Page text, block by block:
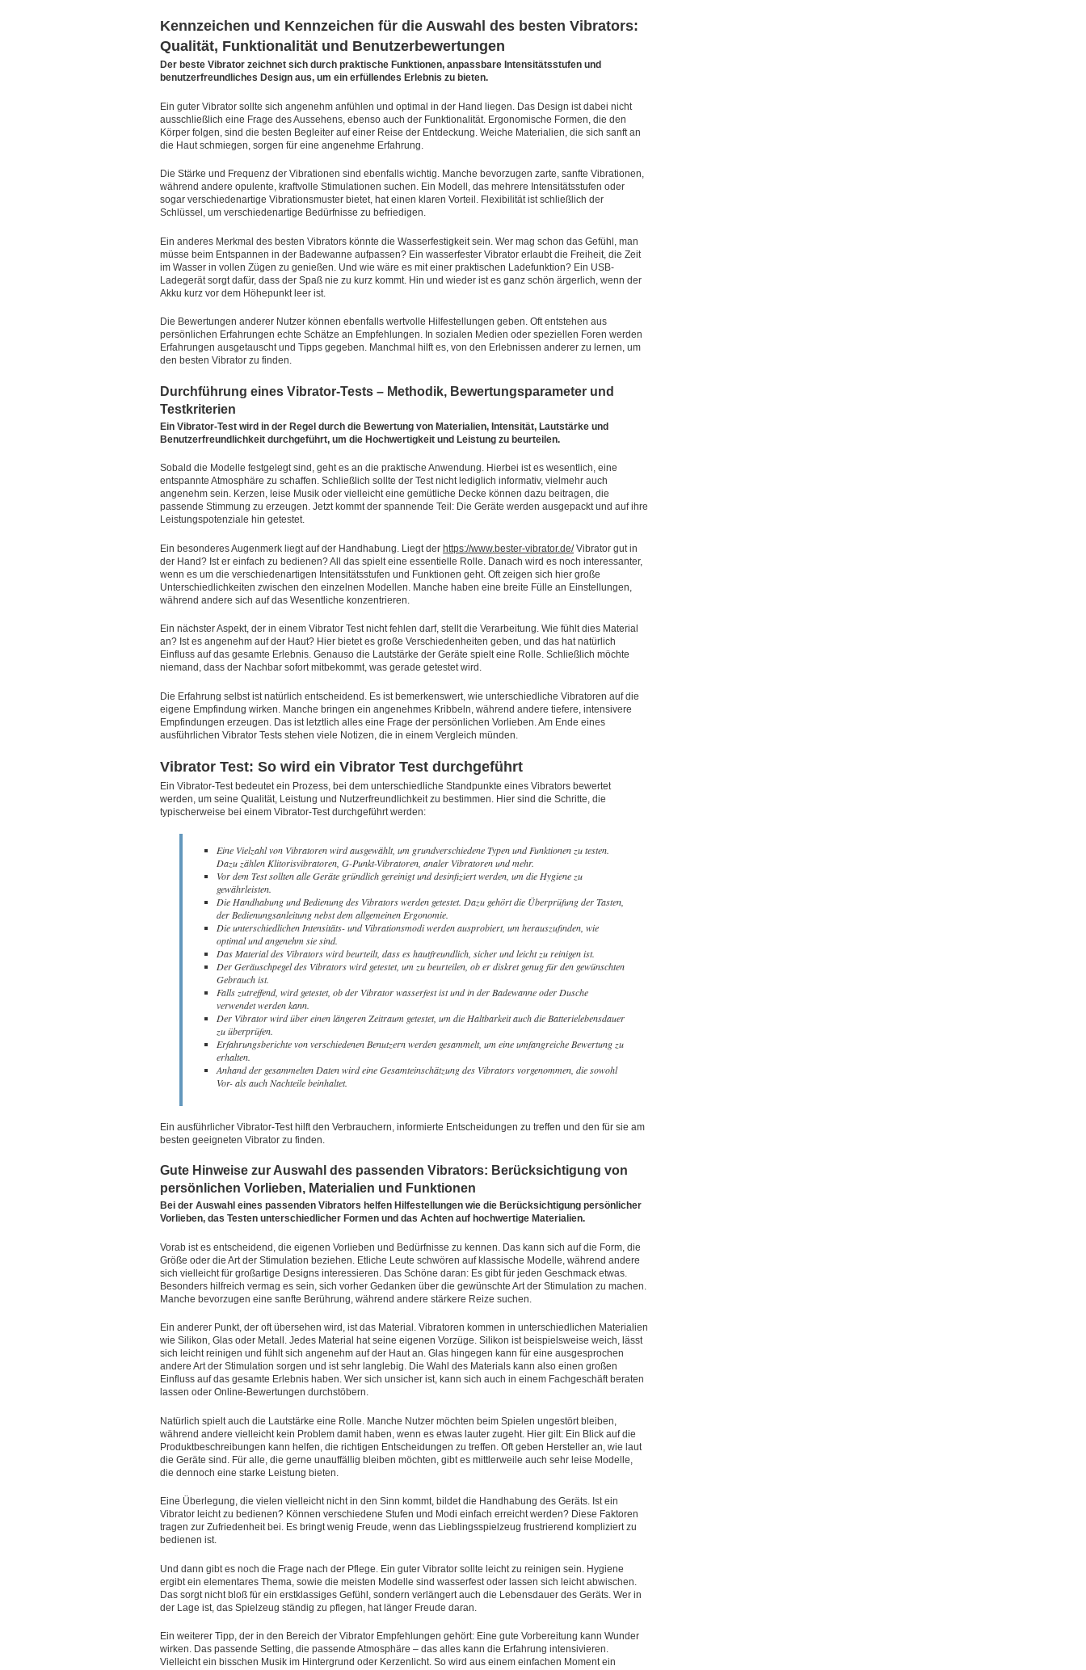
Kennzeichen und Kennzeichen für die Auswahl des besten Vibrators:
Qualität, Funktionalität und Benutzerbewertungen
Der beste Vibrator zeichnet sich durch praktische Funktionen, anpassbare Intensitätsstufen und
benutzerfreundliches Design aus, um ein erfüllendes Erlebnis zu bieten.
Ein guter Vibrator sollte sich angenehm anfühlen und optimal in der Hand liegen. Das Design ist dabei nicht
ausschließlich eine Frage des Aussehens, ebenso auch der Funktionalität. Ergonomische Formen, die den
Körper folgen, sind die besten Begleiter auf einer Reise der Entdeckung. Weiche Materialien, die sich sanft an
die Haut schmiegen, sorgen für eine angenehme Erfahrung.
Die Stärke und Frequenz der Vibrationen sind ebenfalls wichtig. Manche bevorzugen zarte, sanfte Vibrationen,
während andere opulente, kraftvolle Stimulationen suchen. Ein Modell, das mehrere Intensitätsstufen oder
sogar verschiedenartige Vibrationsmuster bietet, hat einen klaren Vorteil. Flexibilität ist schließlich der
Schlüssel, um verschiedenartige Bedürfnisse zu befriedigen.
Ein anderes Merkmal des besten Vibrators könnte die Wasserfestigkeit sein. Wer mag schon das Gefühl, man
müsse beim Entspannen in der Badewanne aufpassen? Ein wasserfester Vibrator erlaubt die Freiheit, die Zeit
im Wasser in vollen Zügen zu genießen. Und wie wäre es mit einer praktischen Ladefunktion? Ein USB-
Ladegerät sorgt dafür, dass der Spaß nie zu kurz kommt. Hin und wieder ist es ganz schön ärgerlich, wenn der
Akku kurz vor dem Höhepunkt leer ist.
Die Bewertungen anderer Nutzer können ebenfalls wertvolle Hilfestellungen geben. Oft entstehen aus
persönlichen Erfahrungen echte Schätze an Empfehlungen. In sozialen Medien oder speziellen Foren werden
Erfahrungen ausgetauscht und Tipps gegeben. Manchmal hilft es, von den Erlebnissen anderer zu lernen, um
den besten Vibrator zu finden.
Durchführung eines Vibrator-Tests – Methodik, Bewertungsparameter und
Testkriterien
Ein Vibrator-Test wird in der Regel durch die Bewertung von Materialien, Intensität, Lautstärke und
Benutzerfreundlichkeit durchgeführt, um die Hochwertigkeit und Leistung zu beurteilen.
Sobald die Modelle festgelegt sind, geht es an die praktische Anwendung. Hierbei ist es wesentlich, eine
entspannte Atmosphäre zu schaffen. Schließlich sollte der Test nicht lediglich informativ, vielmehr auch
angenehm sein. Kerzen, leise Musik oder vielleicht eine gemütliche Decke können dazu beitragen, die
passende Stimmung zu erzeugen. Jetzt kommt der spannende Teil: Die Geräte werden ausgepackt und auf ihre
Leistungspotenziale hin getestet.
Ein besonderes Augenmerk liegt auf der Handhabung. Liegt der https://www.bester-vibrator.de/Vibrator gut in
der Hand? Ist er einfach zu bedienen? All das spielt eine essentielle Rolle. Danach wird es noch interessanter,
wenn es um die verschiedenartigen Intensitätsstufen und Funktionen geht. Oft zeigen sich hier große
Unterschiedlichkeiten zwischen den einzelnen Modellen. Manche haben eine breite Fülle an Einstellungen,
während andere sich auf das Wesentliche konzentrieren.
Ein nächster Aspekt, der in einem Vibrator Test nicht fehlen darf, stellt die Verarbeitung. Wie fühlt dies Material
an? Ist es angenehm auf der Haut? Hier bietet es große Verschiedenheiten geben, und das hat natürlich
Einfluss auf das gesamte Erlebnis. Genauso die Lautstärke der Geräte spielt eine Rolle. Schließlich möchte
niemand, dass der Nachbar sofort mitbekommt, was gerade getestet wird.
Die Erfahrung selbst ist natürlich entscheidend. Es ist bemerkenswert, wie unterschiedliche Vibratoren auf die
eigene Empfindung wirken. Manche bringen ein angenehmes Kribbeln, während andere tiefere, intensivere
Empfindungen erzeugen. Das ist letztlich alles eine Frage der persönlichen Vorlieben. Am Ende eines
ausführlichen Vibrator Tests stehen viele Notizen, die in einem Vergleich münden.
Vibrator Test: So wird ein Vibrator Test durchgeführt
Ein Vibrator-Test bedeutet ein Prozess, bei dem unterschiedliche Standpunkte eines Vibrators bewertet
werden, um seine Qualität, Leistung und Nutzerfreundlichkeit zu bestimmen. Hier sind die Schritte, die
typischerweise bei einem Vibrator-Test durchgeführt werden:
Eine Vielzahl von Vibratoren wird ausgewählt, um grundverschiedene Typen und Funktionen zu testen.
Dazu zählen Klitorisvibratoren, G-Punkt-Vibratoren, analer Vibratoren und mehr.
Vor dem Test sollten alle Geräte gründlich gereinigt und desinfiziert werden, um die Hygiene zu
gewährleisten.
Die Handhabung und Bedienung des Vibrators werden getestet. Dazu gehört die Überprüfung der Tasten,
der Bedienungsanleitung nebst dem allgemeinen Ergonomie.
Die unterschiedlichen Intensitäts- und Vibrationsmodi werden ausprobiert, um herauszufinden, wie
optimal und angenehm sie sind.
Das Material des Vibrators wird beurteilt, dass es hautfreundlich, sicher und leicht zu reinigen ist.
Der Geräuschpegel des Vibrators wird getestet, um zu beurteilen, ob er diskret genug für den gewünschten
Gebrauch ist.
Falls zutreffend, wird getestet, ob der Vibrator wasserfest ist und in der Badewanne oder Dusche
verwendet werden kann.
Der Vibrator wird über einen längeren Zeitraum getestet, um die Haltbarkeit auch die Batterielebensdauer
zu überprüfen.
Erfahrungsberichte von verschiedenen Benutzern werden gesammelt, um eine umfangreiche Bewertung zu
erhalten.
Anhand der gesammelten Daten wird eine Gesamteinschätzung des Vibrators vorgenommen, die sowohl
Vor- als auch Nachteile beinhaltet.
Ein ausführlicher Vibrator-Test hilft den Verbrauchern, informierte Entscheidungen zu treffen und den für sie am
besten geeigneten Vibrator zu finden.
Gute Hinweise zur Auswahl des passenden Vibrators: Berücksichtigung von
persönlichen Vorlieben, Materialien und Funktionen
Bei der Auswahl eines passenden Vibrators helfen Hilfestellungen wie die Berücksichtigung persönlicher
Vorlieben, das Testen unterschiedlicher Formen und das Achten auf hochwertige Materialien.
Vorab ist es entscheidend, die eigenen Vorlieben und Bedürfnisse zu kennen. Das kann sich auf die Form, die
Größe oder die Art der Stimulation beziehen. Etliche Leute schwören auf klassische Modelle, während andere
sich vielleicht für großartige Designs interessieren. Das Schöne daran: Es gibt für jeden Geschmack etwas.
Besonders hilfreich vermag es sein, sich vorher Gedanken über die gewünschte Art der Stimulation zu machen.
Manche bevorzugen eine sanfte Berührung, während andere stärkere Reize suchen.
Ein anderer Punkt, der oft übersehen wird, ist das Material. Vibratoren kommen in unterschiedlichen Materialien
wie Silikon, Glas oder Metall. Jedes Material hat seine eigenen Vorzüge. Silikon ist beispielsweise weich, lässt
sich leicht reinigen und fühlt sich angenehm auf der Haut an. Glas hingegen kann für eine ausgesprochen
andere Art der Stimulation sorgen und ist sehr langlebig. Die Wahl des Materials kann also einen großen
Einfluss auf das gesamte Erlebnis haben. Wer sich unsicher ist, kann sich auch in einem Fachgeschäft beraten
lassen oder Online-Bewertungen durchstöbern.
Natürlich spielt auch die Lautstärke eine Rolle. Manche Nutzer möchten beim Spielen ungestört bleiben,
während andere vielleicht kein Problem damit haben, wenn es etwas lauter zugeht. Hier gilt: Ein Blick auf die
Produktbeschreibungen kann helfen, die richtigen Entscheidungen zu treffen. Oft geben Hersteller an, wie laut
die Geräte sind. Für alle, die gerne unauffällig bleiben möchten, gibt es mittlerweile auch sehr leise Modelle,
die dennoch eine starke Leistung bieten.
Eine Überlegung, die vielen vielleicht nicht in den Sinn kommt, bildet die Handhabung des Geräts. Ist ein
Vibrator leicht zu bedienen? Können verschiedene Stufen und Modi einfach erreicht werden? Diese Faktoren
tragen zur Zufriedenheit bei. Es bringt wenig Freude, wenn das Lieblingsspielzeug frustrierend kompliziert zu
bedienen ist.
Und dann gibt es noch die Frage nach der Pflege. Ein guter Vibrator sollte leicht zu reinigen sein. Hygiene
ergibt ein elementares Thema, sowie die meisten Modelle sind wasserfest oder lassen sich leicht abwischen.
Das sorgt nicht bloß für ein erstklassiges Gefühl, sondern verlängert auch die Lebensdauer des Geräts. Wer in
der Lage ist, das Spielzeug ständig zu pflegen, hat länger Freude daran.
Ein weiterer Tipp, der in den Bereich der Vibrator Empfehlungen gehört: Eine gute Vorbereitung kann Wunder
wirken. Das passende Setting, die passende Atmosphäre – das alles kann die Erfahrung intensivieren.
Vielleicht ein bisschen Musik im Hintergrund oder Kerzenlicht. So wird aus einem einfachen Moment ein